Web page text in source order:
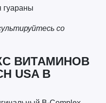
гуараны
со
ВИТАМИНОВ
USA В